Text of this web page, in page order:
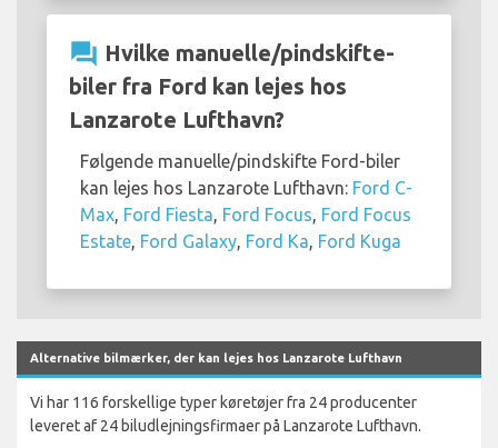
question_answer Hvilke manuelle/pindskifte-
biler fra Ford kan lejes hos
Lanzarote Lufthavn?
Følgende manuelle/pindskifte Ford-biler
kan lejes hos Lanzarote Lufthavn: Ford C-
Max Ford Fiesta Ford Focus Ford Focus
Estate Ford Galaxy Ford Ka Ford Kuga
Alternative bilmærker, der kan lejes hos Lanzarote Lufthavn
Vi har 116 forskellige typer køretøjer fra 24 producenter
leveret af 24 biludlejningsfirmaer på Lanzarote Lufthavn.